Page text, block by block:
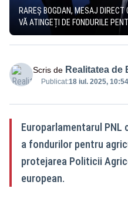
RAREȘ BOGDAN, MESAJ DIRECT
VĂ ATINGEȚI DE FONDURILE
Scris de Realitatea de
Publicat:18 iul. 2025, 10:54
Europarlamentarul
a fondurilor pentru
protejarea Politicii
european.